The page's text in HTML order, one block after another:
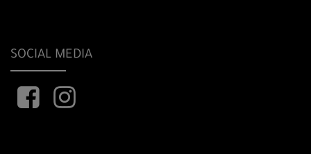
SOCIAL MEDIA